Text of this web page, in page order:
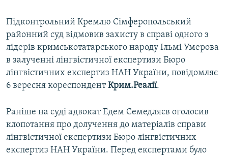
Усі сайти RFE/RL
Підконтрольний Кремлю Сімферопольський
районний суд відмовив захисту в справі одного з
лідерів кримськотатарського народу Ільмі Умерова
в залученні лінгвістичної експертизи Бюро
лінгвістичних експертиз НАН України, повідомляє
6 вересня кореспондентКрим.Реалії.
Раніше на суді адвокат Едем Семедляєв оголосив
клопотання про долучення до матеріалів справи
лінгвістичної експертизи Бюро лінгвістичних
експертиз НАН України. Перед експертами було